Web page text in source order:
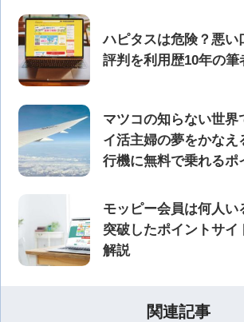
ハピタスは危険？悪い
評判を利用歴10年の筆
マツコの知らない世界
イ活主婦の夢をかなえ
行機に無料で乗れるポ
モッピー会員は何人い
突破したポイントサイ
解説
関連記事